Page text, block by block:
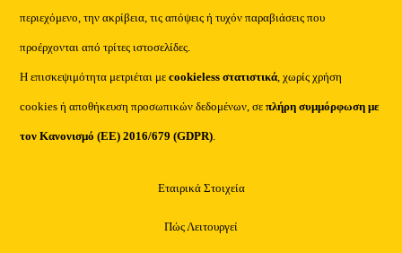
περιεχόμενο, την ακρίβεια, τις απόψεις ή τυχόν παραβιάσεις που
προέρχονται από τρίτες ιστοσελίδες.
Η επισκεψιμότητα μετριέται μεcookieless στατιστικά, χωρίς χρήση
cookies ή αποθήκευση προσωπικών δεδομένων, σεπλήρη συμμόρφωση με
τον Κανονισμό (ΕΕ) 2016/679 (GDPR).
Εταιρικά Στοιχεία
Πώς Λειτουργεί